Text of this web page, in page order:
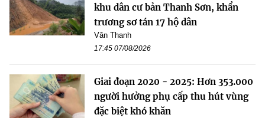
khu dân cư bản Thanh Sơn, khẩn
trương sơ tán 17 hộ dân
Văn Thanh
17:45 07/08/2026
Giai đoạn 2020 - 2025: Hơn 353.000
người hưởng phụ cấp thu hút vùng
đặc biệt khó khăn